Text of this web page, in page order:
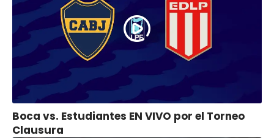
Boca vs. Estudiantes EN VIVO por el Torneo
Clausura